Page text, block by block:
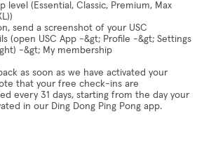
level (Essential, Classic, Premium, Max
send a screenshot of your USC
(open USC App -&gt; Profile -&gt; Settings
-&gt; My membership
as soon as we have activated your
that your free check-ins are
every 31 days, starting from the day your
in our Ding Dong Ping Pong app.